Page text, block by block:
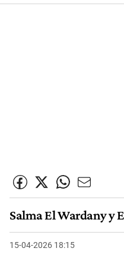
Salma El Wardany y
15-04-2026 18:15